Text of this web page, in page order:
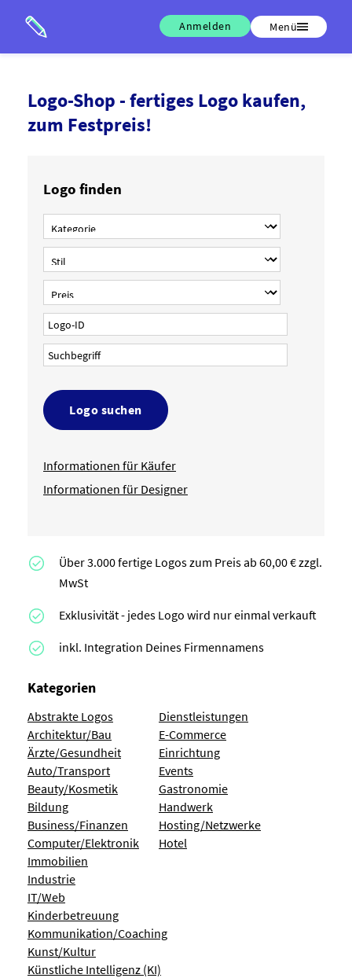
Anmelden Menü
Logo-Shop - fertiges Logo kaufen,
zum Festpreis!
Logo finden
Logo suchen
Informationen für Käufer
Informationen für Designer
Über 3.000 fertige Logos zum Preis ab 60,00 € zzgl.
MwSt
Exklusivität - jedes Logo wird nur einmal verkauft
inkl. Integration Deines Firmennamens
Kategorien
Abstrakte Logos
Architektur/Bau
Ärzte/Gesundheit
Auto/Transport
Beauty/Kosmetik
Bildung
Business/Finanzen
Computer/Elektronik
Dienstleistungen
E-Commerce
Einrichtung
Events
Gastronomie
Handwerk
Hosting/Netzwerke
Hotel
Immobilien
Industrie
IT/Web
Kinderbetreuung
Kommunikation/Coaching
Kunst/Kultur
Künstliche Intelligenz (KI)